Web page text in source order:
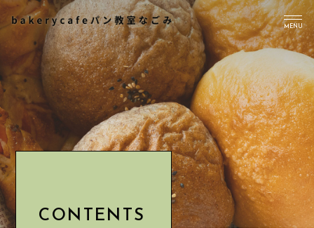
MENU
TOP
PICK UP
ABOUT US
Instagram
CONTENTS
NEWS
CONTENTS